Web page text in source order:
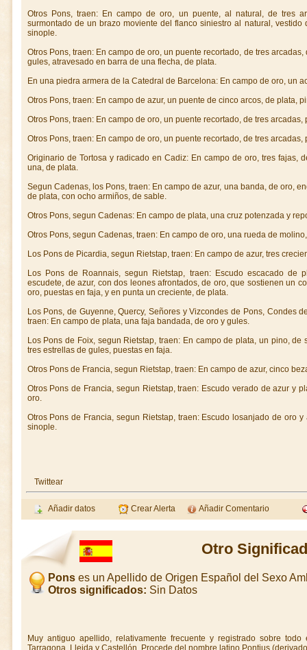
Otros Pons, traen: En campo de oro, un puente, al natural, de tres
surmontado de un brazo moviente del flanco siniestro al natural,
sinople.
Otros Pons, traen: En campo de oro, un puente recortado, de tres
gules, atravesado en barra de una flecha, de plata.
En una piedra armera de la Catedral de Barcelona: En campo de oro, un
Otros Pons, traen: En campo de azur, un puente de cinco arcos, de plata,
Otros Pons, traen: En campo de oro, un puente recortado, de tres
Otros Pons, traen: En campo de oro, un puente recortado, de tres
Originario de Tortosa y radicado en Cadiz: En campo de oro, tres fajas,
una, de plata.
Segun Cadenas, los Pons, traen: En campo de azur, una banda, de oro,
de plata, con ocho armiños, de sable.
Otros Pons, segun Cadenas: En campo de plata, una cruz potenzada y
Otros Pons, segun Cadenas, traen: En campo de oro, una rueda de
Los Pons de Picardia, segun Rietstap, traen: En campo de azur, tres
Los Pons de Roannais, segun Rietstap, traen: Escudo escacado de
escudete, de azur, con dos leones afrontados, de oro, que sostienen un
oro, puestas en faja, y en punta un creciente, de plata.
Los Pons, de Guyenne, Quercy, Señores y Vizcondes de Pons, Condes
traen: En campo de plata, una faja bandada, de oro y gules.
Los Pons de Foix, segun Rietstap, traen: En campo de plata, un pino,
tres estrellas de gules, puestas en faja.
Otros Pons de Francia, segun Rietstap, traen: En campo de azur, cinco
Otros Pons de Francia, segun Rietstap, traen: Escudo verado de azur y
oro.
Otros Pons de Francia, segun Rietstap, traen: Escudo losanjado de oro
sinople.
Twittear
Añadir datos Crear Alerta Añadir Comentario
Otro
Ponses un Apellido de Origen Español del Sexo
Otros significados: Sin Datos
Muy antiguo apellido, relativamente frecuente y registrado sobre todo
Tarragona, Lleida y Castellón. Procede del nombre latino Pontius